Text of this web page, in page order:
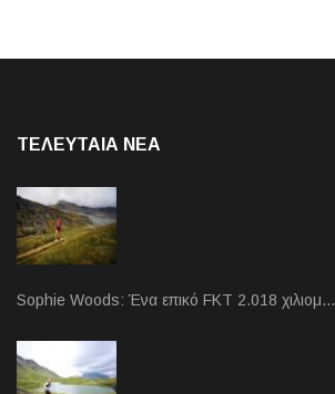
ΤΕΛΕΥΤΑΙΑ NEA
Sophie Woods: Ένα επικό FKT 2.018 χιλιομ…